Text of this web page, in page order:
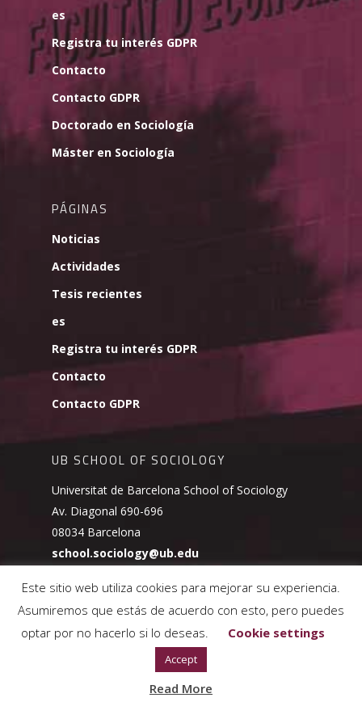
es
Registra tu interés GDPR
Contacto
Contacto GDPR
Doctorado en Sociología
Máster en Sociología
PÁGINAS
Noticias
Actividades
Tesis recientes
es
Registra tu interés GDPR
Contacto
Contacto GDPR
UB SCHOOL OF SOCIOLOGY
Universitat de Barcelona School of Sociology
Av. Diagonal 690-696
08034 Barcelona
school.sociology@ub.edu
© 2026 UB School of Sociology.Política de cookies
Este sitio web utiliza cookies para mejorar su experiencia.
Asumiremos que estás de acuerdo con esto, pero puedes
optar por no hacerlo si lo deseas.
Cookie settings
Accept
Read More